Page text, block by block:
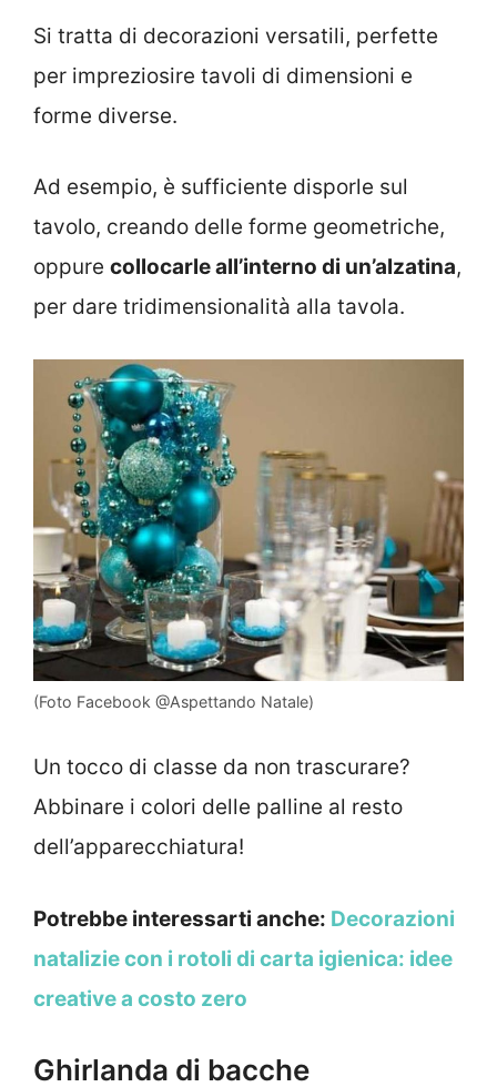
Si tratta di decorazioni versatili, perfette
per impreziosire tavoli di dimensioni e
forme diverse.
Ad esempio, è sufficiente disporle sul
tavolo, creando delle forme geometriche,
oppure collocarle all’interno di un’alzatina,
per dare tridimensionalità alla tavola.
(Foto Facebook @Aspettando Natale)
Un tocco di classe da non trascurare?
Abbinare i colori delle palline al resto
dell’apparecchiatura!
Potrebbe interessarti anche: Decorazioni
natalizie con i rotoli di carta igienica: idee
creative a costo zero
Ghirlanda di bacche